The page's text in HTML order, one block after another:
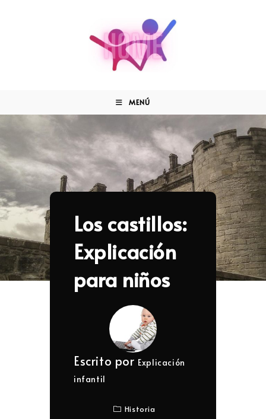
MENÚ
Los castillos:
Explicación
para niños
Escrito por Explicación
infantil
Historia